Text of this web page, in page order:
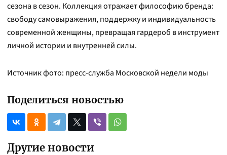
сезона в сезон. Коллекция отражает философию бренда:
свободу самовыражения, поддержку и индивидуальность
современной женщины, превращая гардероб в инструмент
личной истории и внутренней силы.
Источник фото: пресс-служба Московской недели моды
Поделиться новостью
Другие новости